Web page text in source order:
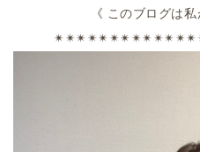
《 このブログは私